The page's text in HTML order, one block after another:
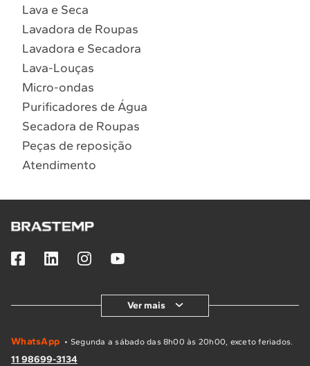
Localizar assistência técnica
Lava e Seca
Lavadora de Roupas
Lavadora e Secadora
Lava-Louças
Micro-ondas
Purificadores de Água
Secadora de Roupas
Peças de reposição
Atendimento
Ver mais
WhatsApp • Segunda a sábado das 8h00 às 20h00, exceto feriados.
11 98699-3134